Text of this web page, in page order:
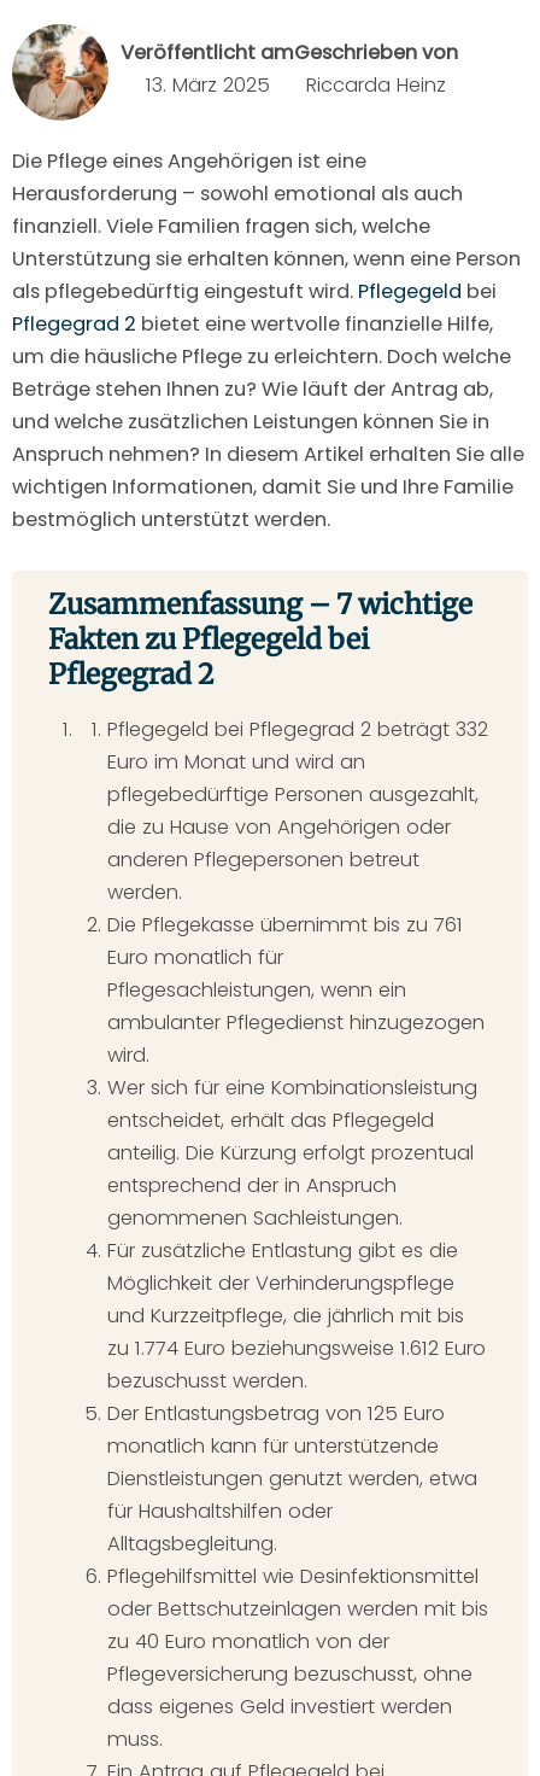
Veröffentlicht am
13. März 2025
Geschrieben von
Riccarda Heinz
Die Pflege eines Angehörigen ist eine
Herausforderung – sowohl emotional als auch
finanziell. Viele Familien fragen sich, welche
Unterstützung sie erhalten können, wenn eine Person
als pflegebedürftig eingestuft wird. Pflegegeld bei
Pflegegrad 2 bietet eine wertvolle finanzielle Hilfe,
um die häusliche Pflege zu erleichtern. Doch welche
Beträge stehen Ihnen zu? Wie läuft der Antrag ab,
und welche zusätzlichen Leistungen können Sie in
Anspruch nehmen? In diesem Artikel erhalten Sie alle
wichtigen Informationen, damit Sie und Ihre Familie
bestmöglich unterstützt werden.
Zusammenfassung – 7 wichtige
Fakten zu Pflegegeld bei
Pflegegrad 2
Pflegegeld bei Pflegegrad 2 beträgt 332
Euro im Monat und wird an
pflegebedürftige Personen ausgezahlt,
die zu Hause von Angehörigen oder
anderen Pflegepersonen betreut
werden.
Die Pflegekasse übernimmt bis zu 761
Euro monatlich für
Pflegesachleistungen, wenn ein
ambulanter Pflegedienst hinzugezogen
wird.
Wer sich für eine Kombinationsleistung
entscheidet, erhält das Pflegegeld
anteilig. Die Kürzung erfolgt prozentual
entsprechend der in Anspruch
genommenen Sachleistungen.
Für zusätzliche Entlastung gibt es die
Möglichkeit der Verhinderungspflege
und Kurzzeitpflege, die jährlich mit bis
zu 1.774 Euro beziehungsweise 1.612 Euro
bezuschusst werden.
Der Entlastungsbetrag von 125 Euro
monatlich kann für unterstützende
Dienstleistungen genutzt werden, etwa
für Haushaltshilfen oder
Alltagsbegleitung.
Pflegehilfsmittel wie Desinfektionsmittel
oder Bettschutzeinlagen werden mit bis
zu 40 Euro monatlich von der
Pflegeversicherung bezuschusst, ohne
dass eigenes Geld investiert werden
muss.